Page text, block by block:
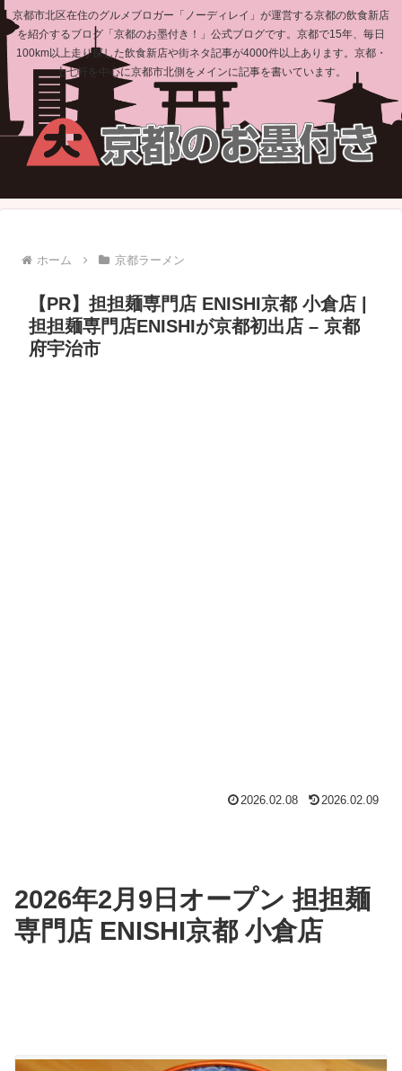
京都市北区在住のグルメブロガー「ノーディレイ」が運営する京都の飲食新店
を紹介するブログ「京都のお墨付き！」公式ブログです。京都で15年、毎日
100km以上走り探した飲食新店や街ネタ記事が4000件以上あります。京都・
上七軒を中心に京都市北側をメインに記事を書いています。
ホーム 京都ラーメン
【PR】担担麺専門店 ENISHI京都 小倉店 |
担担麺専門店ENISHIが京都初出店 – 京都
府宇治市
2026.02.08 2026.02.09
2026年2月9日オープン 担担麺
専門店 ENISHI京都 小倉店